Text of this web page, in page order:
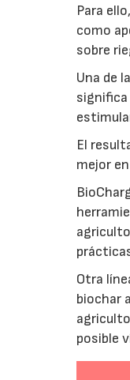
Para
como
sobre
Una de
significa
El
mejor
Otra
biochar
posible